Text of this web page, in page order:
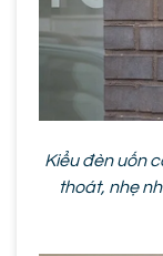
Kiểu đèn uốn
thoát, nhẹ